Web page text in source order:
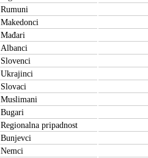
Rumuni
Makedonci
Mađari
Albanci
Slovenci
Ukrajinci
Slovaci
Muslimani
Bugari
Regionalna pripadnost
Bunjevci
Nemci